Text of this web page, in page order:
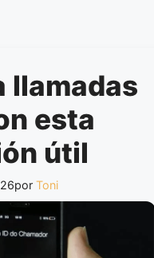
llamadas
esta
útil
porToni